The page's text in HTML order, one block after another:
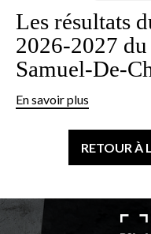
Les résultats
2026‑2027
En savoir plus
RETOUR À